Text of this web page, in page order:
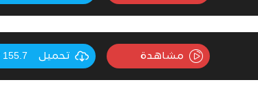
مشاهدة تحميل 155.7 MB